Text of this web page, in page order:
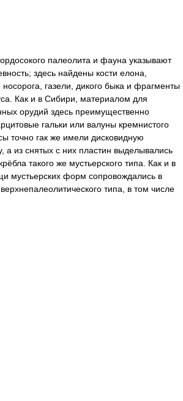
палеолита и фауна указывают
здесь найдены кости елона,
носорога, газели, дикого быка и фрагменты
Как и в Сибири, материалом для
орудий здесь преимущественно
гальки или валуны кремнистого
точно гак же имели дисковидную
а из снятых с них пластин выделывались
такого же мустьерского типа. Как и в
мустьерских форм сопровождались в
типа, в том числе